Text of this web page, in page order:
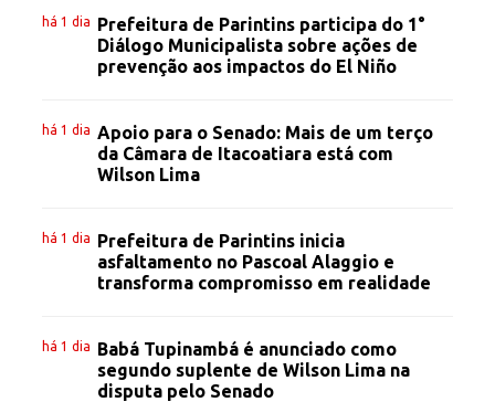
há 1 dia
Prefeitura de Parintins participa do 1°
Diálogo Municipalista sobre ações de
prevenção aos impactos do El Niño
há 1 dia Apoio para o Senado: Mais de um terço
da Câmara de Itacoatiara está com
Wilson Lima
há 1 dia
Prefeitura de Parintins inicia
asfaltamento no Pascoal Alaggio e
transforma compromisso em realidade
há 1 dia
Babá Tupinambá é anunciado como
segundo suplente de Wilson Lima na
disputa pelo Senado